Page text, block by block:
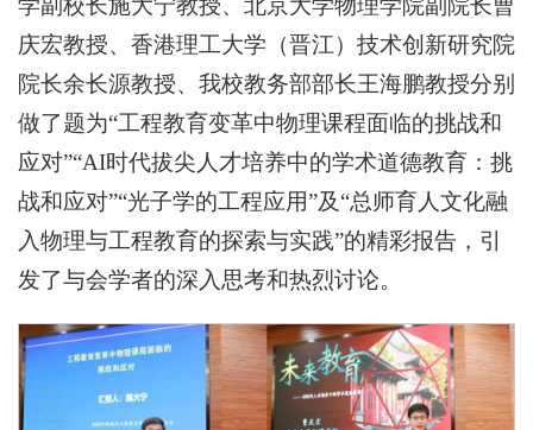
庆宏教授、香港理工大学（晋江）技术创新研究院
院长余长源教授、我校教务部部长王海鹏教授分别
做了题为“工程教育变革中物理课程面临的挑战和
应对”“AI时代拔尖人才培养中的学术道德教育：挑
战和应对”“光子学的工程应用”及“总师育人文化融
入物理与工程教育的探索与实践”的精彩报告，引
发了与会学者的深入思考和热烈讨论。